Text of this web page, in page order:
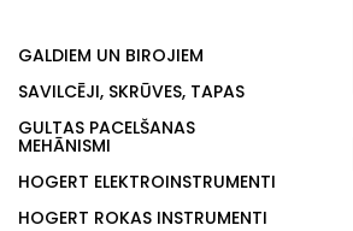
GALDIEM UN BIROJIEM
SAVILCĒJI, SKRŪVES, TAPAS
GULTAS PACELŠANAS
MEHĀNISMI
HOGERT ELEKTROINSTRUMENTI
HOGERT ROKAS INSTRUMENTI